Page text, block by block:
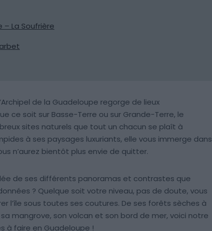
– La Soufrière
de la Guadeloupe regorge de lieux
ce soit sur Basse-Terre ou sur Grande-Terre, le
sites naturels que tout un chacun se plaît à
à ses paysages luxuriants, elle vous immerge dans
n’aurez bientôt plus envie de quitter.
de ses différents panoramas et contrastes que
? Quelque soit votre niveau, pas de doute, vous
l’île sous toutes ses coutures. De ses forêts sèches à
mangrove, son volcan et son bord de mer, voici notre
à faire en Guadeloupe !